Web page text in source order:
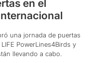
en el
una jornada de puertas
PowerLines4Birds y
llevando a cabo.